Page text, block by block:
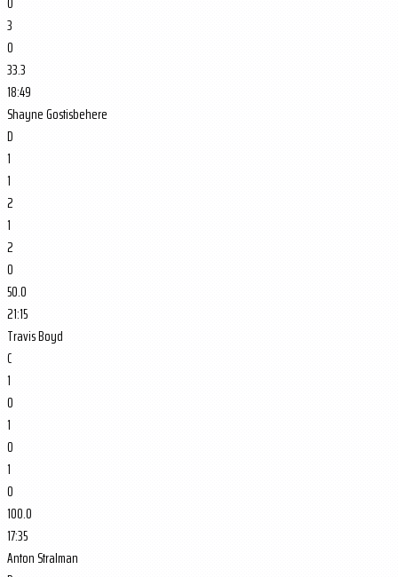
3
0
33.3
18:49
Shayne Gostisbehere
D
1
1
2
1
2
0
50.0
21:15
Travis Boyd
C
1
0
1
0
1
0
100.0
17:35
Anton Stralman